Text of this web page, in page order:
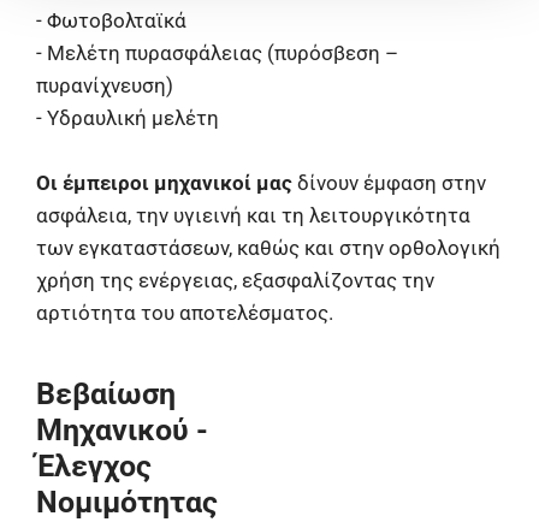
- Φωτοβολταϊκά
- Μελέτη πυρασφάλειας (πυρόσβεση –
πυρανίχνευση)
- Υδραυλική μελέτη
Οι έμπειροι μηχανικοί μας δίνουν έμφαση στην
ασφάλεια, την υγιεινή και τη λειτουργικότητα
των εγκαταστάσεων, καθώς και στην ορθολογική
χρήση της ενέργειας, εξασφαλίζοντας την
αρτιότητα του αποτελέσματος.
Βεβαίωση
Μηχανικού -
Έλεγχος
Νομιμότητας